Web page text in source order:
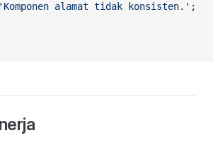
alamat tidak konsisten.' ;